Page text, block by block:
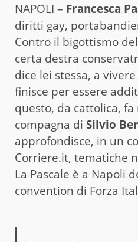
NAPOLI – Francesca
diritti gay,
Contro il bigottismo
certa destra
dice lei stessa, a
finisce per essere
questo, da cattolica, fa
compagna di Silvio
approfondisce, in un
Corriere.it, tematiche
La Pascale è a Napoli
convention di Forza